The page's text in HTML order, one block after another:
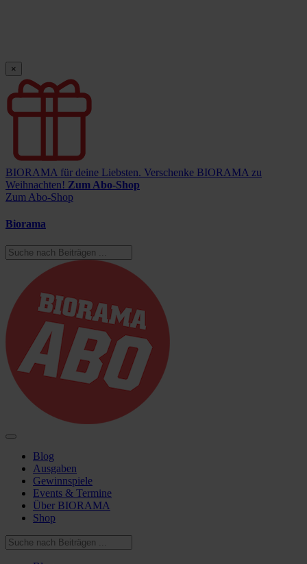
×
BIORAMA für deine Liebsten. Verschenke BIORAMA zu
Weihnachten! Zum Abo-Shop
Zum Abo-Shop
Biorama
Blog
Ausgaben
Gewinnspiele
Events & Termine
Über BIORAMA
Shop